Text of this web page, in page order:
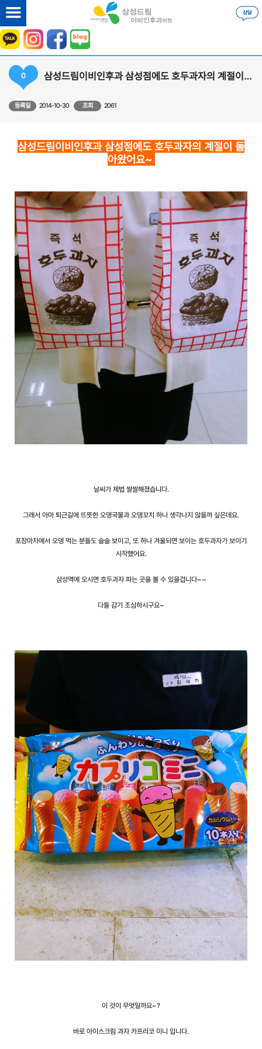
0 삼성드림이비인후과 삼성점에도 호두과자의 계절이 돌아왔어요~
등록일 2014-10-30 조회 2061
삼성드림이비인후과 삼성점에도 호두과자의 계절이 돌
아왔어요~
날씨가 제법 쌀쌀해졌습니다.
그래서 아마 퇴근길에 뜨뜻한 오뎅국물과 오뎅꼬치 하나 생각나지 않을까 싶은데요.
포장마차에서 오뎅 먹는 분들도 슬슬 보이고, 또 하나 겨울되면 보이는 호두과자가 보이기
시작했어요.
삼성역에 오시면 호두과자 파는 곳을 볼 수 있을겁니다~~
다들 감기 조심하시구요~
이 것이 무엇일까요~?
바로 아이스크림 과자 카프리코 미니 입니다.